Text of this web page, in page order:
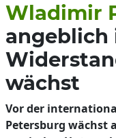
Wladimir
angeblich
wächst
Vor der
Petersburg wächst